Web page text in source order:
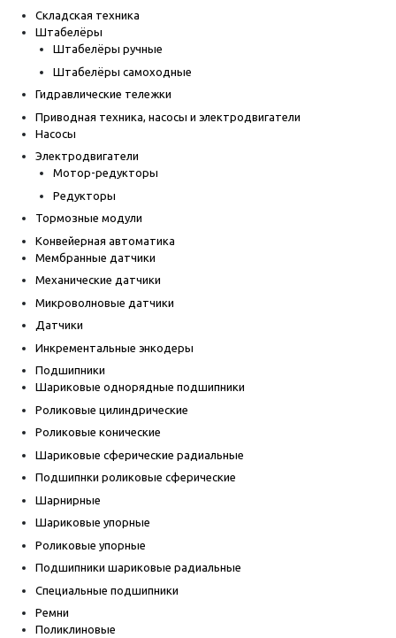
Складская техника
Штабелёры
Штабелёры ручные
Штабелёры самоходные
Гидравлические тележки
Приводная техника, насосы и электродвигатели
Насосы
Электродвигатели
Мотор-редукторы
Редукторы
Тормозные модули
Конвейерная автоматика
Мембранные датчики
Механические датчики
Микроволновые датчики
Датчики
Инкрементальные энкодеры
Подшипники
Шариковые однорядные подшипники
Роликовые цилиндрические
Роликовые конические
Шариковые сферические радиальные
Подшипнки роликовые сферические
Шарнирные
Шариковые упорные
Роликовые упорные
Подшипники шариковые радиальные
Специальные подшипники
Ремни
Поликлиновые